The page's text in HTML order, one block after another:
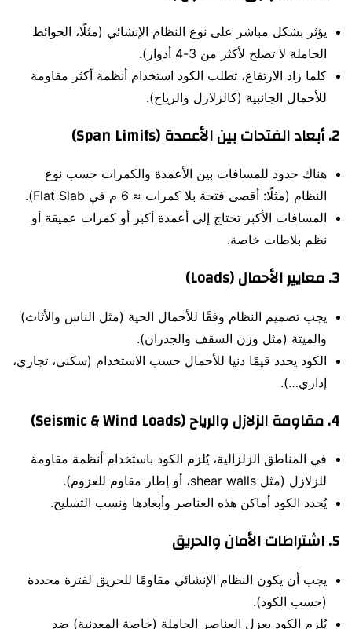
يؤثر بشكل مباشر على نوع النظام الإنشائي (مثلًا، الحوائط
الحاملة لا تصلح لأكثر من 3-4 أدوار).
كلما زاد الارتفاع، تطلب الكود استخدام أنظمة أكثر مقاومة
للأحمال الجانبية (كالزلازل والرياح).
2. أبعاد الفتحات بين الأعمدة (Span Limits)
هناك حدود للمسافات بين الأعمدة والكمرات حسب نوع
النظام (مثلًا: أقصى فتحة بلا كمرات ≈ 6 م في Flat Slab).
المسافات الأكبر تحتاج إلى أعمدة أكبر أو كمرات عميقة أو
نظم بلاطات خاصة.
3. معايير الأحمال (Loads)
يجب تصميم النظام وفقًا للأحمال الحية (مثل الناس والأثاث)
والميتة (مثل وزن السقف والجدران).
الكود يحدد قيمًا دنيا للأحمال حسب الاستخدام (سكني، تجاري،
إداري…).
4. مقاومة الزلازل والرياح (Seismic & Wind Loads)
في المناطق الزلزالية، يُلزم الكود باستخدام أنظمة مقاومة
للزلازل (مثل shear walls، أو إطار مقاوم للعزوم).
يُحدد الكود أماكن هذه العناصر وأبعادها ونسب التسليح.
5. اشتراطات الأمان والحريق
يجب أن يكون النظام الإنشائي مقاومًا للحريق لفترة محددة
(حسب الكود).
يُلزم الكود بعزل العناصر الحاملة (خاصة المعدنية) ضد